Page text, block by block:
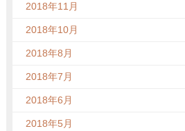
2018年11月
2018年10月
2018年8月
2018年7月
2018年6月
2018年5月